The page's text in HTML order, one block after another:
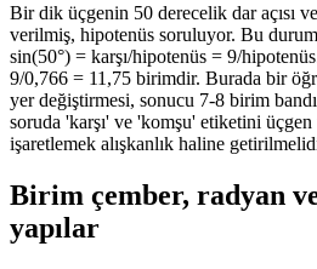
Bir dik üçgenin 50 derecelik dar açısı
verilmiş, hipotenüs soruluyor. Bu
sin(50°) = karşı/hipotenüs = 9/
9/0,766 = 11,75 birimdir. Burada bir
yer değiştirmesi, sonucu 7-8 birim
soruda 'karşı' ve 'komşu' etiketini
işaretlemek alışkanlık haline
Birim çember, radyan
yapılar